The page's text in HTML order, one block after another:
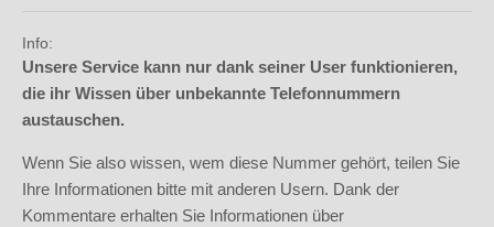
Info:
Unsere Service kann nur dank seiner User funktionieren,
die ihr Wissen über unbekannte Telefonnummern
austauschen.
Wenn Sie also wissen, wem diese Nummer gehört, teilen Sie
Ihre Informationen bitte mit anderen Usern. Dank der
Kommentare erhalten Sie Informationen über